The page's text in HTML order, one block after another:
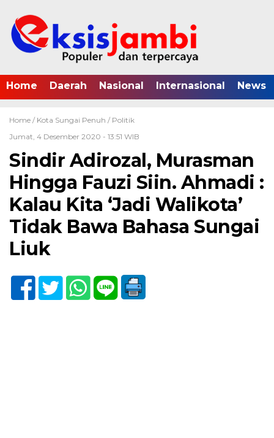
Home Daerah Nasional Internasional News
Home / Kota Sungai Penuh / Politik
Jumat, 4 Desember 2020 - 13:51 WIB
Sindir Adirozal, Murasman
Hingga Fauzi Siin. Ahmadi :
Kalau Kita ‘Jadi Walikota’
Tidak Bawa Bahasa Sungai
Liuk